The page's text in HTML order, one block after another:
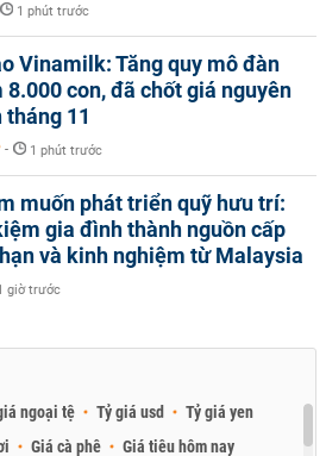
1 phút trước
Vinamilk: Tăng quy mô đàn
8.000 con, đã chốt giá nguyên
11
- 1 phút trước
muốn phát triển quỹ hưu trí:
gia đình thành nguồn cấp
và kinh nghiệm từ Malaysia
giờ trước
ngoại tệ Tỷ giá usd
Tỷ giá yen
Giá cà phê Giá tiêu hôm nay